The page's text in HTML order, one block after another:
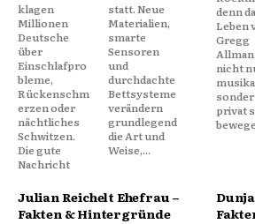
klagen
Millionen
Deutsche
über
Einschlafpro
bleme,
Rückenschm
erzen oder
nächtliches
Schwitzen.
Die gute
Nachricht
statt. Neue
Materialien,
smarte
Sensoren
und
durchdachte
Bettsysteme
verändern
grundlegend
die Art und
Weise,...
denn
Leben
Gregg
nicht
privat
Band,
mehrere
Ehen,
im Fokus
t
Julian Reichelt Ehefrau –
Fakten & Hintergründe